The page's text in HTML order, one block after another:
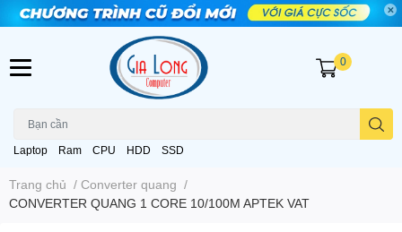
Laptop Ram CPU HDD SSD
0
Trang chủ / Converter quang /
CONVERTER QUANG 1 CORE 10/100M APTEK VAT